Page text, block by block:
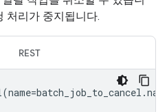
처리가 중지됩니다.
REST
(name=batch_job_to_cancel .